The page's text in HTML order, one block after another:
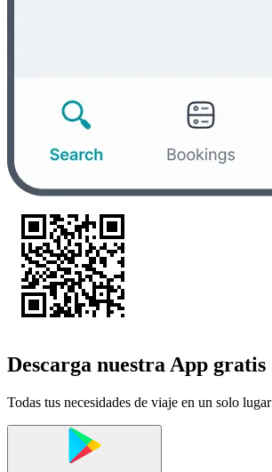
Descarga nuestra App gratis
Todas tus necesidades de viaje en un solo lugar